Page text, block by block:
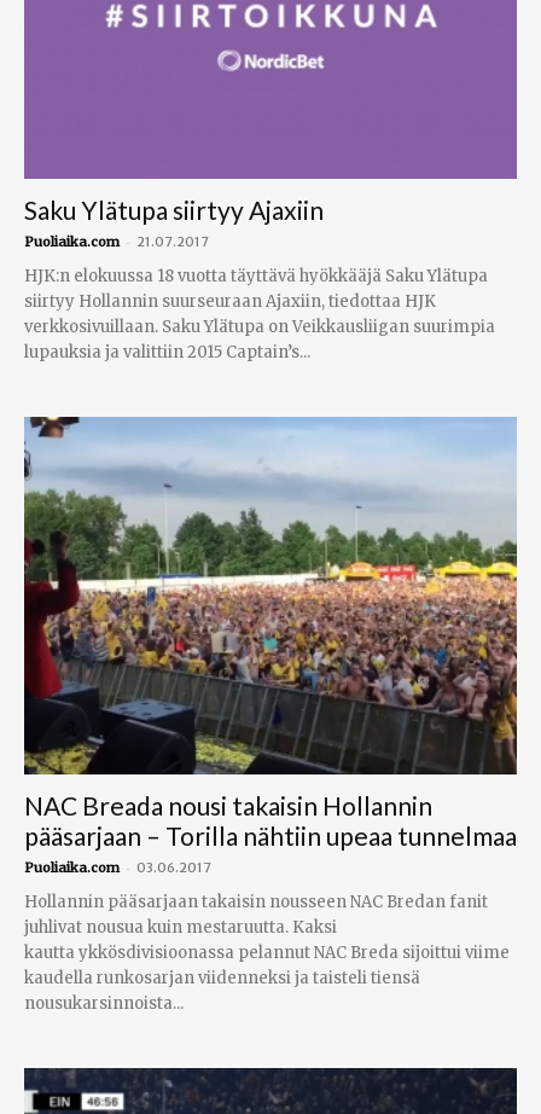
Saku Ylätupa siirtyy Ajaxiin
Puoliaika.com - 21.07.2017
HJK:n elokuussa 18 vuotta täyttävä hyökkääjä Saku Ylätupa
siirtyy Hollannin suurseuraan Ajaxiin, tiedottaa HJK
verkkosivuillaan. Saku Ylätupa on Veikkausliigan suurimpia
lupauksia ja valittiin 2015 Captain’s...
NAC Breada nousi takaisin Hollannin
pääsarjaan – Torilla nähtiin upeaa tunnelmaa
Puoliaika.com - 03.06.2017
Hollannin pääsarjaan takaisin nousseen NAC Bredan fanit
juhlivat nousua kuin mestaruutta. Kaksi
kautta ykkösdivisioonassa pelannut NAC Breda sijoittui viime
kaudella runkosarjan viidenneksi ja taisteli tiensä
nousukarsinnoista...